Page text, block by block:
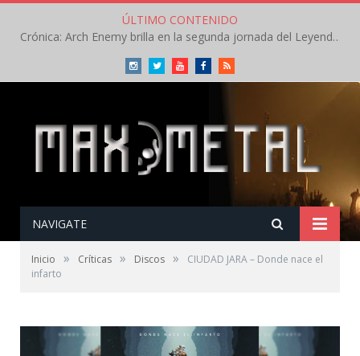
ÚLTIMO CONTENIDO
Crónica: Arch Enemy brilla en la segunda jornada del Leyendas del Rock – Jueves – Agosto 2026
InstagramTwitterYoutubeFacebookRSS
NAVIGATE
Inicio » Críticas » Discos »
CIUDAD JARA – Donde nace el
infarto